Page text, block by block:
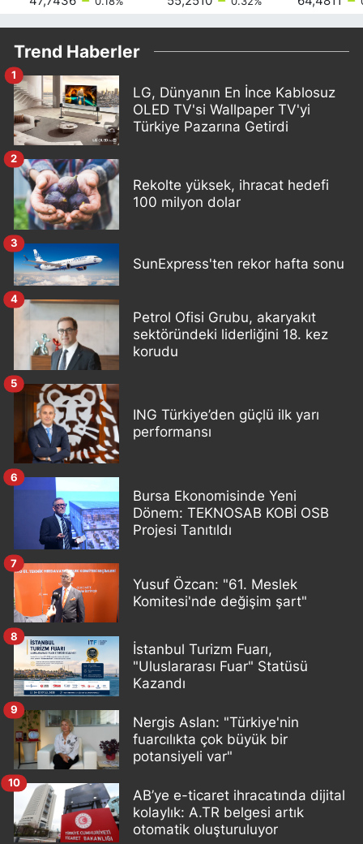
Trend Haberler
LG, Dünyanın En İnce Kablosuz
OLED TV'si Wallpaper TV'yi
Türkiye Pazarına Getirdi
1
Rekolte yüksek, ihracat hedefi
100 milyon dolar
2
SunExpress'ten rekor hafta sonu
3
Petrol Ofisi Grubu, akaryakıt
sektöründeki liderliğini 18. kez
korudu
4
ING Türkiye’den güçlü ilk yarı
performansı
5
Bursa Ekonomisinde Yeni
Dönem: TEKNOSAB KOBİ OSB
Projesi Tanıtıldı
6
Yusuf Özcan: "61. Meslek
Komitesi'nde değişim şart"
7
İstanbul Turizm Fuarı,
"Uluslararası Fuar" Statüsü
Kazandı
8
Nergis Aslan: "Türkiye'nin
fuarcılıkta çok büyük bir
potansiyeli var"
9
AB’ye e-ticaret ihracatında dijital
kolaylık: A.TR belgesi artık
otomatik oluşturuluyor
10